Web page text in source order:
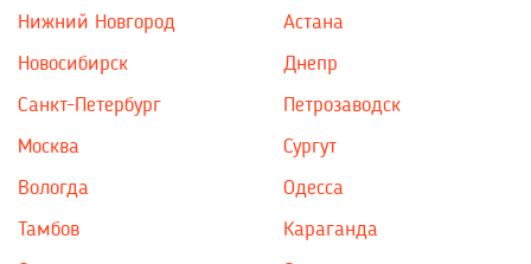
Нижний Новгород
Новосибирск
Санкт-Петербург
Москва
Астана
Днепр
Петрозаводск
Сургут
Вологда
Тамбов
Одесса
Караганда